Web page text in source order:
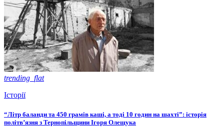
trending_flat
Історії
“Літр баланди та 450 грамів каші, а тоді 10 годин на шахті”: історія
політв’язня з Тернопільщини Ігоря Олещука